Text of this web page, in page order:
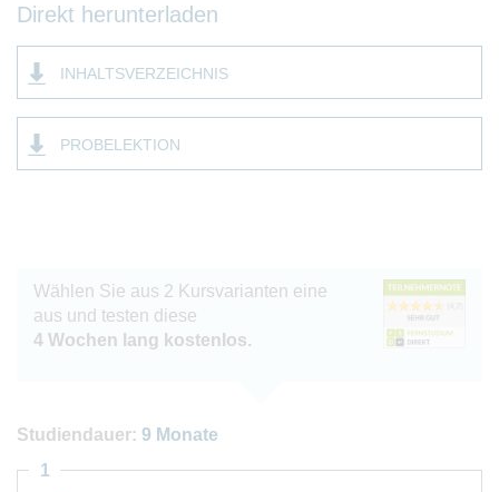
Direkt herunterladen
INHALTSVERZEICHNIS
PROBELEKTION
Wählen Sie aus 2 Kursvarianten eine
aus und testen diese
4 Wochen lang kostenlos.
Studiendauer: 9 Monate
1